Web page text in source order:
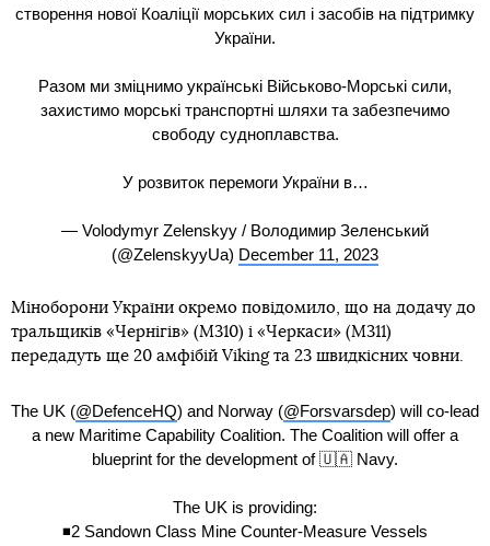
створення нової Коаліції морських сил і засобів на підтримку
України.
Разом ми зміцнимо українські Військово-Морські сили,
захистимо морські транспортні шляхи та забезпечимо
свободу судноплавства.
У розвиток перемоги України в…
— Volodymyr Zelenskyy / Володимир Зеленський
(@ZelenskyyUa) December 11, 2023
Міноборони України окремо повідомило, що на додачу до
тральщиків «Чернігів» (M310) і «Черкаси» (M311)
передадуть ще 20 амфібій Viking та 23 швидкісних човни.
The UK (@DefenceHQ) and Norway (@Forsvarsdep) will co-lead
a new Maritime Capability Coalition. The Coalition will offer a
blueprint for the development of 🇺🇦 Navy.
The UK is providing:
◾️2 Sandown Class Mine Counter-Measure Vessels